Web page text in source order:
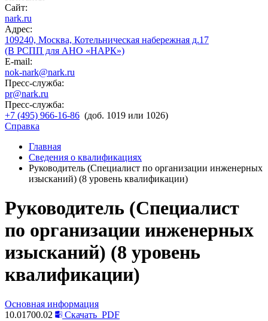
Сайт:
nark.ru
Адрес:
109240, Москва, Котельническая набережная д.17
(В РСПП для АНО «НАРК»)
E-mail:
nok-nark@nark.ru
Пресс-служба:
pr@nark.ru
Пресс-служба:
+7 (495) 966-16-86 (доб. 1019 или 1026)
Справка
Главная
Сведения о квалификациях
Руководитель (Специалист по организации инженерных
изысканий) (8 уровень квалификации)
Руководитель (Специалист
по организации инженерных
изысканий) (8 уровень
квалификации)
Основная информация
10.01700.02
Скачать PDF